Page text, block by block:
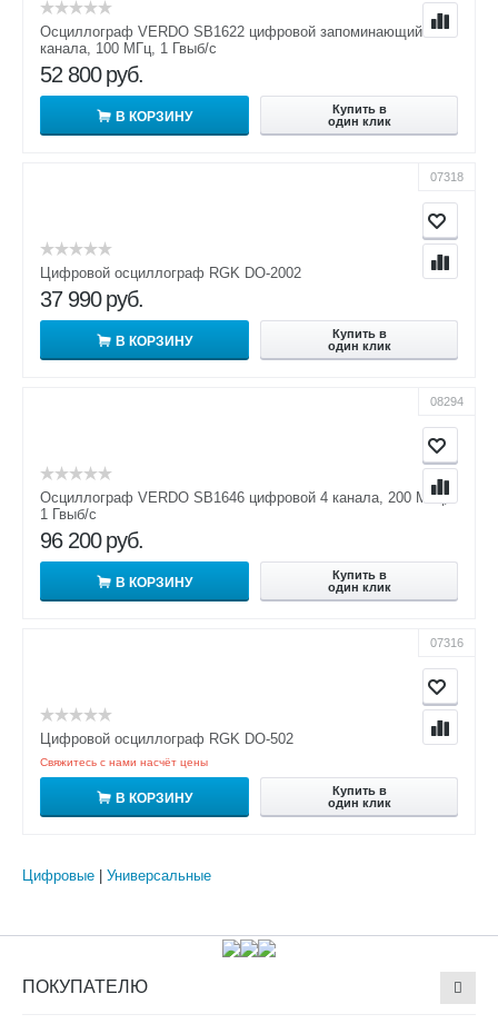
Осциллограф VERDO SB1622 цифровой запоминающий 2
канала, 100 МГц, 1 Гвыб/с
52 800 руб.
В КОРЗИНУ
Купить в
один клик
07318
Цифровой осциллограф RGK DO-2002
37 990 руб.
В КОРЗИНУ
Купить в
один клик
08294
Осциллограф VERDO SB1646 цифровой 4 канала, 200 МГц,
1 Гвыб/с
96 200 руб.
В КОРЗИНУ
Купить в
один клик
07316
Цифровой осциллограф RGK DO-502
Свяжитесь с нами насчёт цены
В КОРЗИНУ
Купить в
один клик
Цифровые Универсальные
ПОКУПАТЕЛЮ